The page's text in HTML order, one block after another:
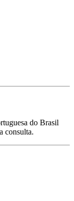
do Brasil
consulta.